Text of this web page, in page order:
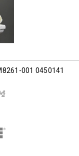
001 0450141